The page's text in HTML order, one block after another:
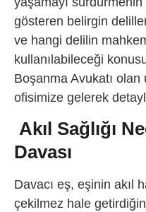
gösteren belirgin
ve hangi delilin
kullanılabileceği
Boşanma Avukatı olan
ofisimize gelerek
Akıl Sağlığı
Davası
Davacı eş, eşinin akıl
çekilmez hale